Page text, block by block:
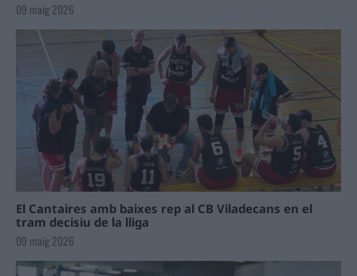
09 maig 2026
El Cantaires amb baixes rep al CB Viladecans en el
tram decisiu de la lliga
09 maig 2026